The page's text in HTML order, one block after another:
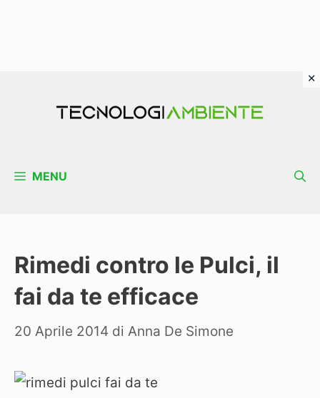
MENU
Rimedi contro le Pulci, il
fai da te efficace
20 Aprile 2014 di Anna De Simone